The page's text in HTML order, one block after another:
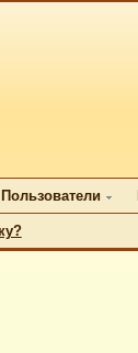
Пользователи